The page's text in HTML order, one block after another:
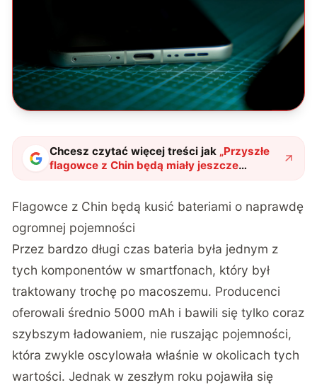
Chcesz czytać więcej treści jak „Przyszłe
flagowce z Chin będą miały jeszcze
większe baterie. Rozpoczyna się kolejny
Flagowce z Chin będą kusić bateriami o naprawdę
ogromnej pojemności
Przez bardzo długi czas bateria była jednym z
tych komponentów w smartfonach, który był
traktowany trochę po macoszemu. Producenci
oferowali średnio 5000 mAh i bawili się tylko coraz
szybszym ładowaniem, nie ruszając pojemności,
która zwykle oscylowała właśnie w okolicach tych
wartości. Jednak w zeszłym roku pojawiła się